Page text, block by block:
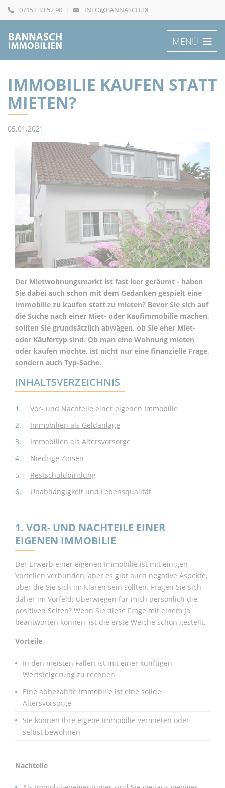
07152 33 52 90 INFO@BANNASCH.DE
MENÜ
IMMOBILIE KAUFEN STATT
MIETEN?
05.01.2021
Der Mietwohnungsmarkt ist fast leer geräumt - haben
Sie dabei auch schon mit dem Gedanken gespielt eine
Immobilie zu kaufen statt zu mieten? Bevor Sie sich auf
die Suche nach einer Miet- oder Kaufimmobilie machen,
sollten Sie grundsätzlich abwägen, ob Sie eher Miet-
oder Käufertyp sind. Ob man eine Wohnung mieten
oder kaufen möchte, ist nicht nur eine finanzielle Frage,
sondern auch Typ-Sache.
INHALTSVERZEICHNIS
Vor- und Nachteile einer eigenen Immobilie
Immobilien als Geldanlage
Immobilien als Altersvorsorge
Niedrige Zinsen
Restschuldbindung
Unabhängigkeit und Lebensqualität
1. VOR- UND NACHTEILE EINER
EIGENEN IMMOBILIE
Der Erwerb einer eigenen Immobilie ist mit einigen
Vorteilen verbunden, aber es gibt auch negative Aspekte,
über die Sie sich im Klaren sein sollten. Fragen Sie sich
daher im Vorfeld: Überwiegen für mich persönlich die
positiven Seiten? Wenn Sie diese Frage mit einem Ja
beantworten können, ist die erste Weiche schon gestellt.
Vorteile
In den meisten Fällen ist mit einer künftigen
Wertsteigerung zu rechnen
Eine abbezahlte Immobilie ist eine solide
Altersvorsorge
Sie können Ihre eigene Immobilie vermieten oder
selbst bewohnen
Nachteile